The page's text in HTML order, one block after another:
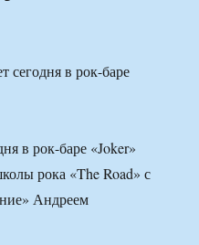
сегодня в рок-баре
в рок-баре «Joker»
рока «The Road» с
Андреем